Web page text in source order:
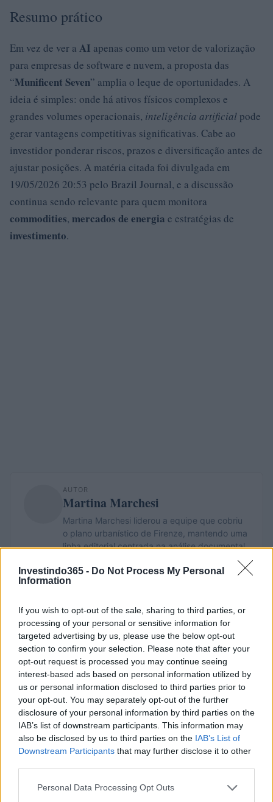
Investindo365 - Do Not Process My Personal
Information
If you wish to opt-out of the sale, sharing to third parties, or
processing of your personal or sensitive information for
targeted advertising by us, please use the below opt-out
section to confirm your selection. Please note that after your
opt-out request is processed you may continue seeing
interest-based ads based on personal information utilized by
us or personal information disclosed to third parties prior to
your opt-out. You may separately opt-out of the further
disclosure of your personal information by third parties on the
IAB’s list of downstream participants. This information may
also be disclosed by us to third parties on the IAB’s List of
Downstream Participants that may further disclose it to other
Please note that this website/app uses one or more Google
Personal Data Processing Opt Outs
Resumo prático
Em vez de ver a AI apenas como um vetor de valorização
para empresas de software e nuvem, a proposta das
“Munificent Seven” amplia o leque de oportunidades. A
ideia é simples: onde há ativos físicos complexos e
grandes volumes operacionais, inteligência artificial pode
gerar vantagens competitivas significativas. Cabe ao
investidor ponderar riscos, prazos e diversificação antes de
ajustar posições. A matéria citada foi divulgada em
19/05/2026 20:53 pelo Brazil Journal, e a discussão
continua sendo relevante para quem monitora
commodities, mercados de energia e estratégias de
investimento.
AUTOR
Martina Marchesi
Martina Marchesi liderou a equipe que cobriu
o plano urbanístico de Firenze, mantendo uma
linha editorial centrada na análise documental.
Como subdiretora, revela um detalhe pessoal
reconhecível: um mapa manuscrito dos bairros
de Firenze na sua agenda.